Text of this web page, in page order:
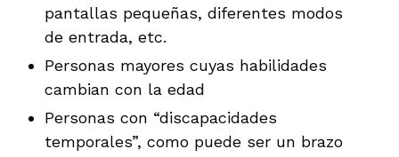
pantallas pequeñas, diferentes modos
de entrada, etc.
Personas mayores cuyas habilidades
cambian con la edad
Personas con “discapacidades
temporales”, como puede ser un brazo